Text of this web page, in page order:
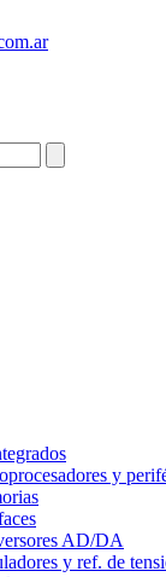
y
AD/DA
y ref. de